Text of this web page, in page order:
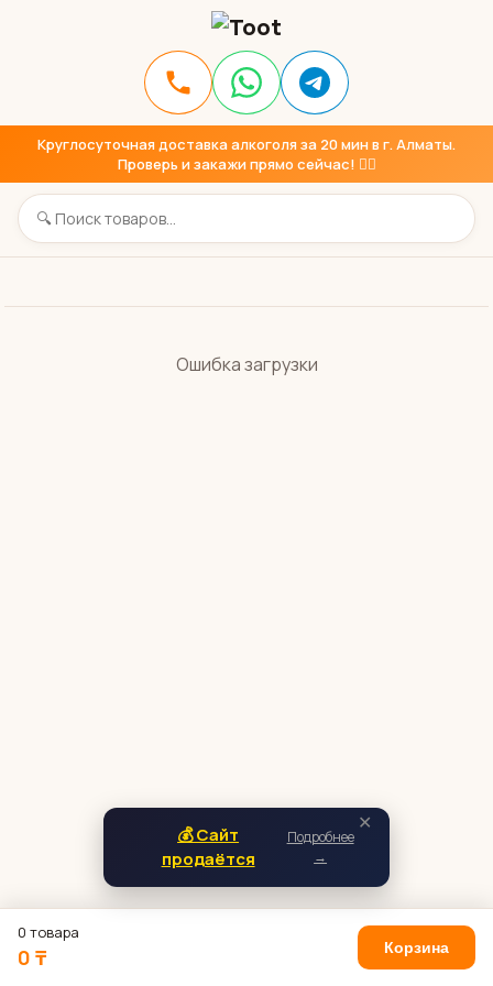
Круглосуточная доставка алкоголя за 20 мин в г. Алматы.
Проверь и закажи прямо сейчас! 👇🏼
Ошибка загрузки
✕
💰 Сайт
продаётся
Подробнее
→
0 товара
0 ₸ Корзина